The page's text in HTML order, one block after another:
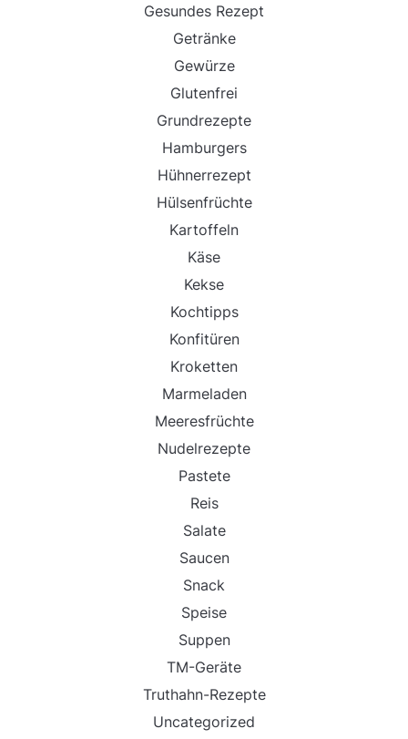
Gesundes Rezept
Getränke
Gewürze
Glutenfrei
Grundrezepte
Hamburgers
Hühnerrezept
Hülsenfrüchte
Kartoffeln
Käse
Kekse
Kochtipps
Konfitüren
Kroketten
Marmeladen
Meeresfrüchte
Nudelrezepte
Pastete
Reis
Salate
Saucen
Snack
Speise
Suppen
TM-Geräte
Truthahn-Rezepte
Uncategorized